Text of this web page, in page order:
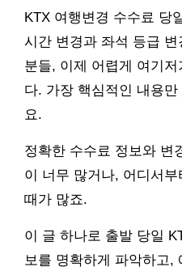
KTX 여행변경 수수료 당
시간 변경과 좌석 등급
분들, 이제 어렵게 여기
다. 가장 핵심적인 내용
요.
정확한 수수료 정보와 변
이 너무 많거나, 어디서
때가 많죠.
이 글 하나로 출발 당일
보를 명확하게 파악하고,